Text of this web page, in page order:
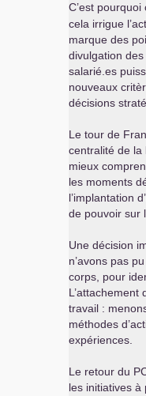
C’est
cela irrigue
marque des
divulgation des
salarié.es
nouveaux
décisions
Le tour de
centralité de la
mieux
les moments
l’implantation
de pouvoir sur
Une décision
n’avons pas
corps, pour
travail :
méthodes
expériences.
Le retour du
les initiatives à